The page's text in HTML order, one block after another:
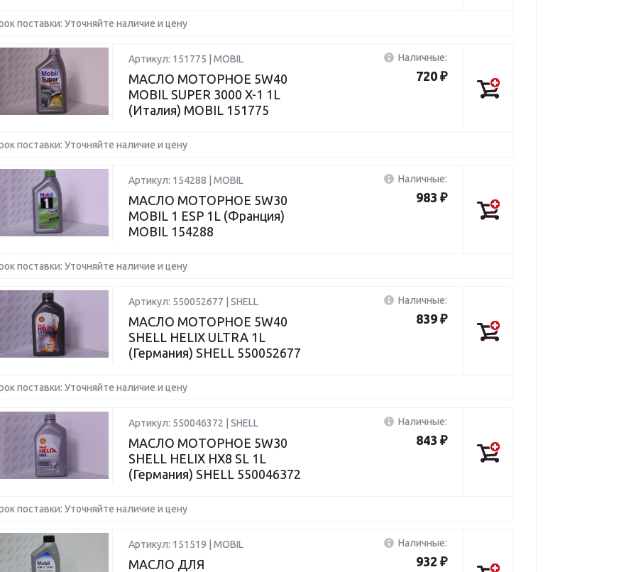
поставки: Уточняйте наличие и цену
Артикул: 151775 | MOBIL
МАСЛО МОТОРНОЕ 5W40
MOBIL SUPER 3000 X-1 1L
(Италия) MOBIL 151775
Наличные:
720 ₽
поставки: Уточняйте наличие и цену
Артикул: 154288 | MOBIL
МАСЛО МОТОРНОЕ 5W30
MOBIL 1 ESP 1L (Франция)
MOBIL 154288
Наличные:
983 ₽
поставки: Уточняйте наличие и цену
Артикул: 550052677 | SHELL
МАСЛО МОТОРНОЕ 5W40
SHELL HELIX ULTRA 1L
(Германия) SHELL 550052677
Наличные:
839 ₽
поставки: Уточняйте наличие и цену
Артикул: 550046372 | SHELL
МАСЛО МОТОРНОЕ 5W30
SHELL HELIX HX8 SL 1L
(Германия) SHELL 550046372
Наличные:
843 ₽
поставки: Уточняйте наличие и цену
Артикул: 151519 | MOBIL
МАСЛО ДЛЯ
Наличные:
932 ₽